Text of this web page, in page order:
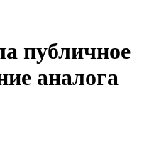
публичное
аналога